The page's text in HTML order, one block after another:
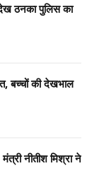
ठनका पुलिस का
बच्चों की देखभाल
नीतीश मिश्रा ने